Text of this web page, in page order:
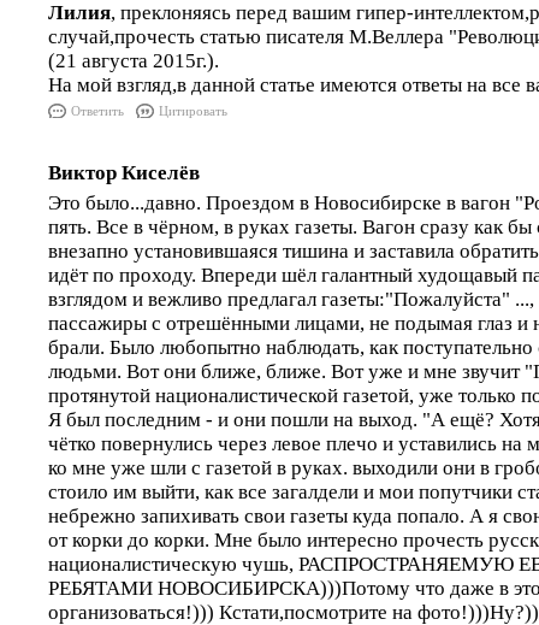
Лилия, преклоняясь перед вашим гипер-
случай,прочесть статью писателя М.Веллера
(21 августа 2015г.).
На мой взгляд,в данной статье имеются ответы на все
Ответить Цитировать
Виктор Киселёв
Это было...давно. Проездом в Новосибирске в вагон
пять. Все в чёрном, в руках газеты. Вагон сразу как бы
внезапно установившаяся тишина и заставила
идёт по проходу. Впереди шёл галантный худощавый
взглядом и вежливо предлагал газеты:"Пожалуйста"
пассажиры с отрешёнными лицами, не подымая глаз и
брали. Было любопытно наблюдать, как поступательно
людьми. Вот они ближе, ближе. Вот уже и мне звучит
протянутой националистической газетой, уже только
Я был последним - и они пошли на выход. "А ещё?
чётко повернулись через левое плечо и уставились
ко мне уже шли с газетой в руках. выходили они в
стоило им выйти, как все загалдели и мои попутчики
небрежно запихивать свои газеты куда попало. А я
от корки до корки. Мне было интересно прочесть
националистическую чушь, РАСПРОСТРАНЯЕМУЮ
РЕБЯТАМИ НОВОСИБИРСКА)))Потому что даже в
организоваться!))) Кстати,посмотрите на